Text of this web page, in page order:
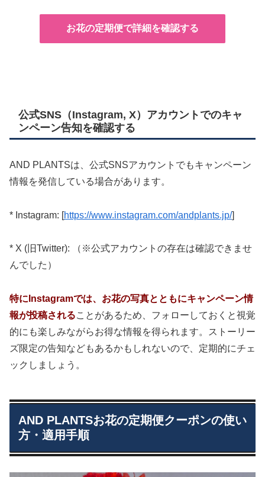
お花の定期便で詳細を確認する
公式SNS（Instagram, X）アカウントでのキャ
ンペーン告知を確認する
AND PLANTSは、公式SNSアカウントでもキャンペーン
情報を発信している場合があります。
* Instagram: [https://www.instagram.com/andplants.jp/]
* X (旧Twitter): （※公式アカウントの存在は確認できませ
んでした）
特にInstagramでは、お花の写真とともにキャンペーン情
報が投稿されることがあるため、フォローしておくと視覚
的にも楽しみながらお得な情報を得られます。ストーリー
ズ限定の告知などもあるかもしれないので、定期的にチェ
ックしましょう。
AND PLANTSお花の定期便クーポンの使い
方・適用手順